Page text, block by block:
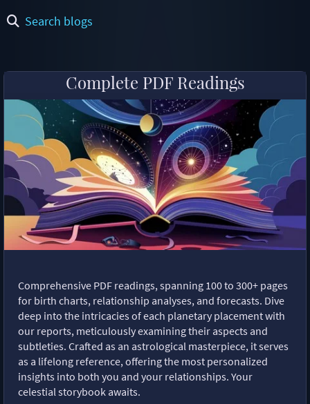
Search blogs
Complete PDF Readings
Comprehensive PDF readings, spanning 100 to 300+ pages
for birth charts, relationship analyses, and forecasts. Dive
deep into the intricacies of each planetary placement with
our reports, meticulously examining their aspects and
subtleties. Crafted as an astrological masterpiece, it serves
as a lifelong reference, offering the most personalized
insights into both you and your relationships. Your
celestial storybook awaits.